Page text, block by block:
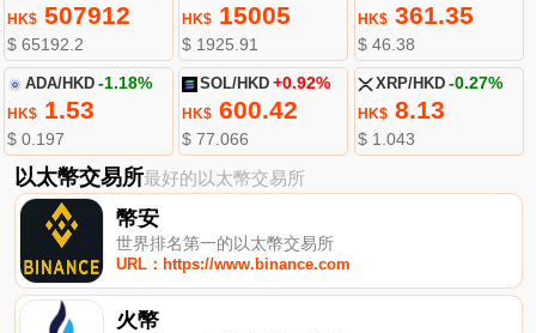
HK$507912
$ 65192.2
HK$ 15005
$ 1925.91
HK$361.35
$ 46.38
ADA/HKD -1.18%
HK$1.53
$ 0.197
SOL/HKD +0.92%
HK$ 600.42
$ 77.066
XRP/HKD -0.27%
HK$8.13
$ 1.043
以太幣交易所最好的以太幣交易所
幣安
世界排名第一的以太幣交易所
URL：https://www.binance.com
火幣